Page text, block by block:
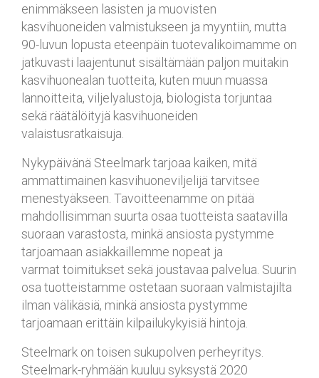
enimmäkseen lasisten ja muovisten
kasvihuoneiden valmistukseen ja myyntiin, mutta
90-luvun lopusta eteenpäin tuotevalikoimamme on
jatkuvasti laajentunut sisältämään paljon muitakin
kasvihuonealan tuotteita, kuten muun muassa
lannoitteita, viljelyalustoja, biologista torjuntaa
sekä räätälöityjä kasvihuoneiden
valaistusratkaisuja.
Nykypäivänä Steelmark tarjoaa kaiken, mitä
ammattimainen kasvihuoneviljelijä tarvitsee
menestyäkseen. Tavoitteenamme on pitää
mahdollisimman suurta osaa tuotteista saatavilla
suoraan varastosta, minkä ansiosta pystymme
tarjoamaan asiakkaillemme nopeat ja
varmat toimitukset sekä joustavaa palvelua. Suurin
osa tuotteistamme ostetaan suoraan valmistajilta
ilman välikäsiä, minkä ansiosta pystymme
tarjoamaan erittäin kilpailukykyisiä hintoja.
Steelmark on toisen sukupolven perheyritys.
Steelmark-ryhmään kuuluu syksystä 2020